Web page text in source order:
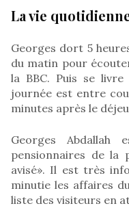
La vie
Georges dort 5
du matin pour
la BBC. Puis se livre
journée est entre
minutes après le
Georges
pensionnaires de la
avisé». Il est très
minutie les affaires
liste des visiteurs en